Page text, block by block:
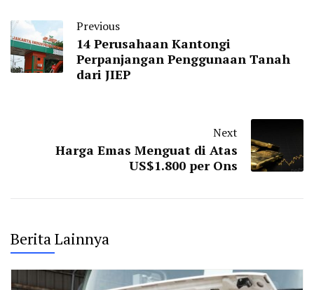
Previous
14 Perusahaan Kantongi
Perpanjangan Penggunaan Tanah
dari JIEP
Next
Harga Emas Menguat di Atas
US$1.800 per Ons
Berita Lainnya